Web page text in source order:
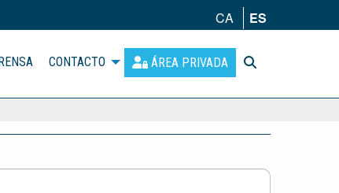
CA ES
CONTACTO ÁREA PRIVADA